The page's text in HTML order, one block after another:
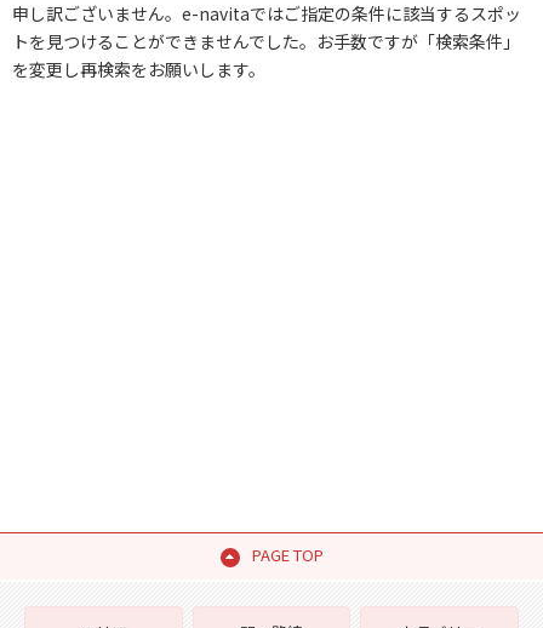
申し訳ございません。e-navitaではご指定の条件に該当するスポッ
トを見つけることができませんでした。お手数ですが「検索条件」
を変更し再検索をお願いします。
PAGE TOP